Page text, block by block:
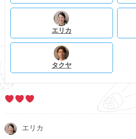
エリカ
タクヤ
エリカ